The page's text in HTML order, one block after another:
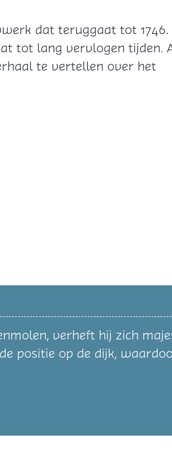
dat teruggaat tot 1746.
tot lang vervlogen tijden.
te vertellen over het
verheft hij zich
positie op de dijk,